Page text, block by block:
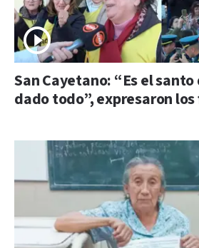
San Cayetano: “Es el santo
dado todo”, expresaron